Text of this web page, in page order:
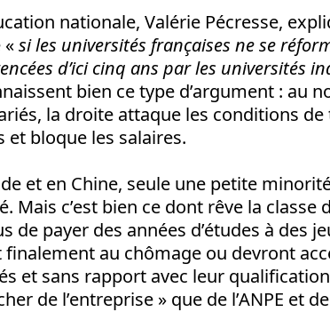
nationale, Valérie Pécresse,
«si les universités françaises ne se
d’ici cinq ans par les universités
bien ce type d’argument : au
la droite attaque les conditions
et bloque les salaires.
et en Chine, seule une petite
Mais c’est bien ce dont rêve la
de payer des années d’études à des
au chômage ou devront
et sans rapport avec leur
de l’entreprise » que de l’ANPE et